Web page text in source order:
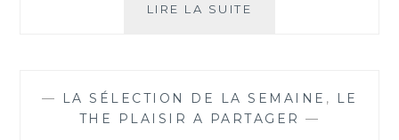
LIRE LA SUITE
NOIR
ENGLISH
— LA SÉLECTION DE LA SEMAINE ,
LE
THE PLAISIR A PARTAGER —